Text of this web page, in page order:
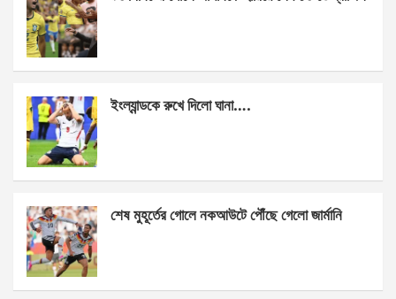
ইংল্যান্ডকে রুখে দিলো ঘানা….
শেষ মুহূর্তের গোলে নকআউটে পৌঁছে গেলো জার্মানি